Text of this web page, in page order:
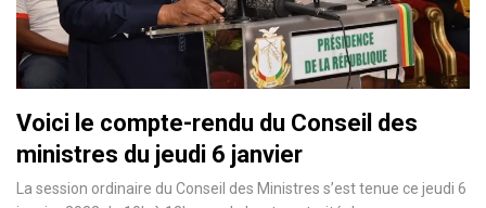
Voici le compte-rendu du Conseil des
ministres du jeudi 6 janvier
La session ordinaire du Conseil des Ministres s’est tenue ce jeudi 6